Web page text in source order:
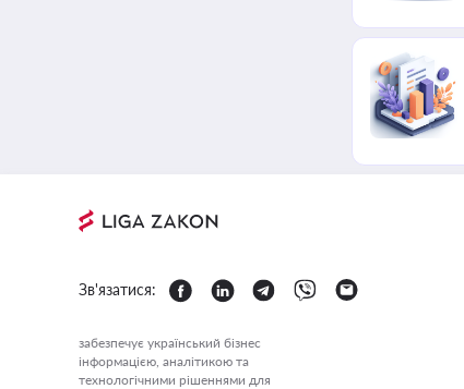
Зв'язатися:
забезпечує український бізнес
інформацією, аналітикою та
технологічними рішеннями для